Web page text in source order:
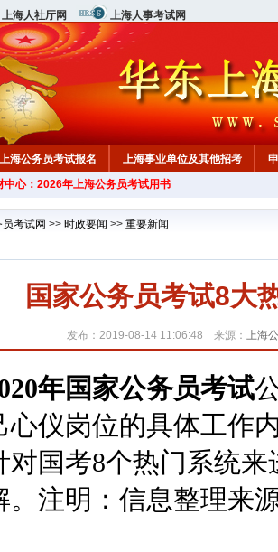
上海人社厅网 上海人事考试网
上海公务员考试报名 上海事业单位及其他招考
中心：2026年上海公务员考试用书
考试网 >> 时政要闻 >> 重要新闻
国家公务员考试8大
发布：2019-08-14 11:06:48 来源： 上海
年国家公务员考试
心仪岗位的具体工作
对国考8个热门系统
。注明：信息整理来